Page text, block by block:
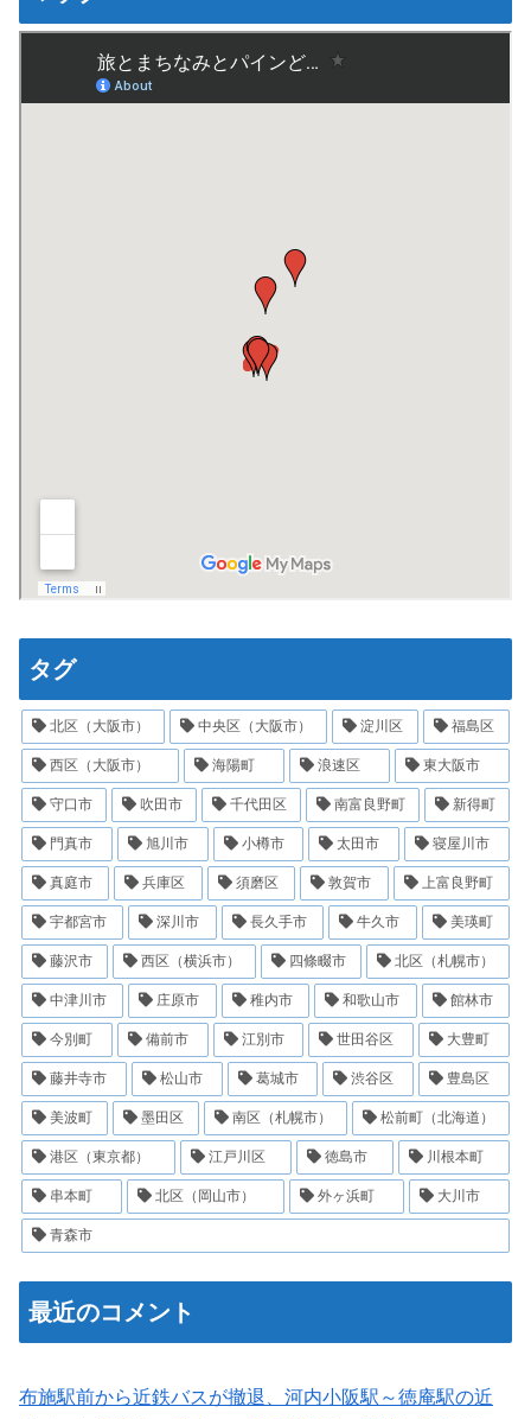
タグ
北区（大阪市） 中央区（大阪市） 淀川区 福島区
西区（大阪市） 海陽町 浪速区 東大阪市
守口市 吹田市 千代田区 南富良野町 新得町
門真市 旭川市 小樽市 太田市 寝屋川市
真庭市 兵庫区 須磨区 敦賀市 上富良野町
宇都宮市 深川市 長久手市 牛久市 美瑛町
藤沢市 西区（横浜市） 四條畷市 北区（札幌市）
中津川市 庄原市 稚内市 和歌山市 館林市
今別町 備前市 江別市 世田谷区 大豊町
藤井寺市 松山市 葛城市 渋谷区 豊島区
美波町 墨田区 南区（札幌市） 松前町（北海道）
港区（東京都） 江戸川区 徳島市 川根本町
串本町 北区（岡山市） 外ヶ浜町 大川市
青森市
最近のコメント
布施駅前から近鉄バスが撤退、河内小阪駅～徳庵駅の近